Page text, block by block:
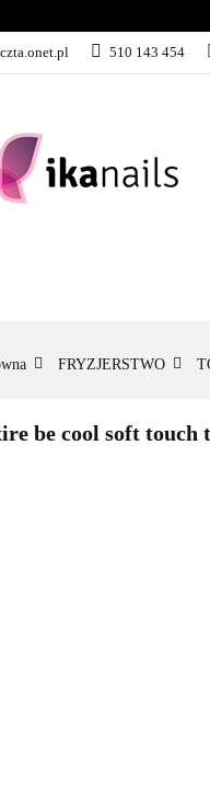
510 143 454
FRYZJERSTWO
be cool soft touch